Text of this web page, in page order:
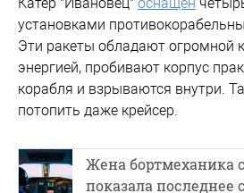
установками
Эти ракеты обладают огромной
энергией, пробивают корпус
корабля и взрываются внутри.
потопить даже крейсер.
Жена бортмеханика
показала последнее